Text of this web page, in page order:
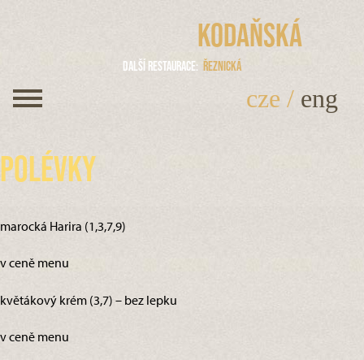
Kodaňská
Další restaurace Řeznická
cze / eng
Polévky
marocká Harira (1,3,7,9)
v ceně menu
květákový krém (3,7) – bez lepku
v ceně menu